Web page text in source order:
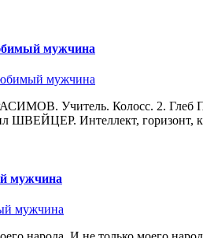
мужчина
Учитель. Колосс. 2.
ШВЕЙЦЕР. Интеллект,
мужчина